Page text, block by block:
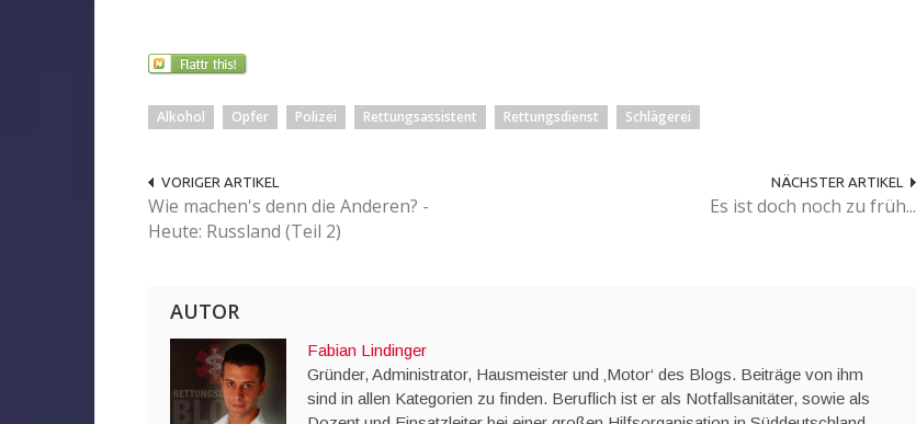
Alkohol Opfer Polizei Rettungsassistent Rettungsdienst Schlägerei
VORIGER ARTIKEL
Wie machen's denn die Anderen? -
Heute: Russland (Teil 2)
NÄCHSTER ARTIKEL
Es ist doch noch zu früh...
AUTOR
Fabian Lindinger
Gründer, Administrator, Hausmeister und ‚Motor‘ des Blogs. Beiträge von ihm
sind in allen Kategorien zu finden. Beruflich ist er als Notfallsanitäter, sowie als